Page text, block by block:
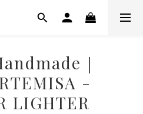
｜
-
LIGHTER